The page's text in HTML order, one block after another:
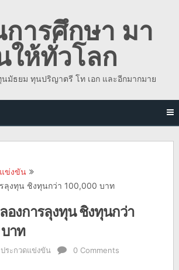
ารศึกษา มา
ให้ทั่วโลก
มัธยม ทุนปริญาตรี โท เอก และอีกมากมาย
ข่งขัน
ลุงทุน ชิงทุนกว่า 100,000 บาท
องการลุงทุน ชิงทุนกว่า
าท
ประกวดแข่งขัน 0 Comments